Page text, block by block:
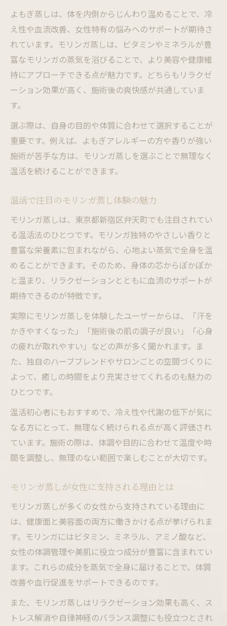
よもぎ蒸しは、体を内側からじんわり温めることで、冷
え性や血流改善、女性特有の悩みへのサポートが期待さ
れています。モリンガ蒸しは、ビタミンやミネラルが豊
富なモリンガの蒸気を浴びることで、より美容や健康維
持にアプローチできる点が魅力です。どちらもリラクゼ
ーション効果が高く、施術後の爽快感が共通していま
す。
選ぶ際は、自身の目的や体質に合わせて選択することが
重要です。例えば、よもぎアレルギーの方や香りが強い
施術が苦手な方は、モリンガ蒸しを選ぶことで無理なく
温活を続けることができます。
温活で注目のモリンガ蒸し体験の魅力
モリンガ蒸しは、東京都新宿区弁天町でも注目されてい
る温活法のひとつです。モリンガ独特のやさしい香りと
豊富な栄養素に包まれながら、心地よい蒸気で全身を温
めることができます。そのため、身体の芯からぽかぽか
と温まり、リラクゼーションとともに血流のサポートが
期待できるのが特徴です。
実際にモリンガ蒸しを体験したユーザーからは、「汗を
かきやすくなった」「施術後の肌の調子が良い」「心身
の疲れが取れやすい」などの声が多く聞かれます。ま
た、独自のハーブブレンドやサロンごとの空間づくりに
よって、癒しの時間をより充実させてくれるのも魅力の
ひとつです。
温活初心者にもおすすめで、冷え性や代謝の低下が気に
なる方にとって、無理なく続けられる点が高く評価され
ています。施術の際は、体調や目的に合わせて温度や時
間を調整し、無理のない範囲で楽しむことが大切です。
モリンガ蒸しが女性に支持される理由とは
モリンガ蒸しが多くの女性から支持されている理由に
は、健康面と美容面の両方に働きかける点が挙げられま
す。モリンガにはビタミン、ミネラル、アミノ酸など、
女性の体調管理や美肌に役立つ成分が豊富に含まれてい
ます。これらの成分を蒸気で全身に届けることで、体質
改善や血行促進をサポートできるのです。
また、モリンガ蒸しはリラクゼーション効果も高く、ス
トレス解消や自律神経のバランス調整にも役立つとされ